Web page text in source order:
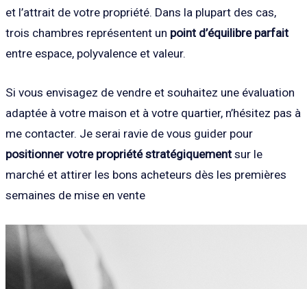
et l’attrait de votre propriété. Dans la plupart des cas,
trois chambres représentent un point d’équilibre parfait
entre espace, polyvalence et valeur.
Si vous envisagez de vendre et souhaitez une évaluation
adaptée à votre maison et à votre quartier, n’hésitez pas à
me contacter. Je serai ravie de vous guider pour
positionner votre propriété stratégiquement sur le
marché et attirer les bons acheteurs dès les premières
semaines de mise en vente